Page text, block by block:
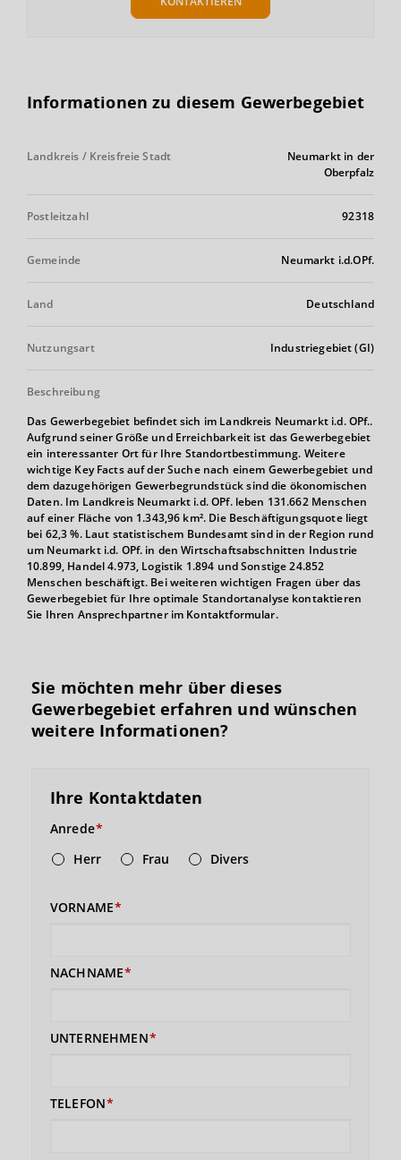
Informationen zu diesem Gewerbegebiet
Landkreis / Kreisfreie Stadt
Neumarkt in der
Oberpfalz
Postleitzahl 92318
Gemeinde Neumarkt i.d.OPf.
Land Deutschland
Nutzungsart Industriegebiet (GI)
Beschreibung
Das Gewerbegebiet befindet sich im Landkreis Neumarkt i.d. OPf..
Aufgrund seiner Größe und Erreichbarkeit ist das Gewerbegebiet
ein interessanter Ort für Ihre Standortbestimmung. Weitere
wichtige Key Facts auf der Suche nach einem Gewerbegebiet und
dem dazugehörigen Gewerbegrundstück sind die ökonomischen
Daten. Im Landkreis Neumarkt i.d. OPf. leben 131.662 Menschen
auf einer Fläche von 1.343,96 km². Die Beschäftigungsquote liegt
bei 62,3 %. Laut statistischem Bundesamt sind in der Region rund
um Neumarkt i.d. OPf. in den Wirtschaftsabschnitten Industrie
10.899, Handel 4.973, Logistik 1.894 und Sonstige 24.852
Menschen beschäftigt. Bei weiteren wichtigen Fragen über das
Gewerbegebiet für Ihre optimale Standortanalyse kontaktieren
Sie Ihren Ansprechpartner im Kontaktformular.
Sie möchten mehr über dieses
Gewerbegebiet erfahren und wünschen
weitere Informationen?
Ihre Kontaktdaten
Anrede
Herr
Frau Divers
VORNAME
NACHNAME
UNTERNEHMEN
TELEFON